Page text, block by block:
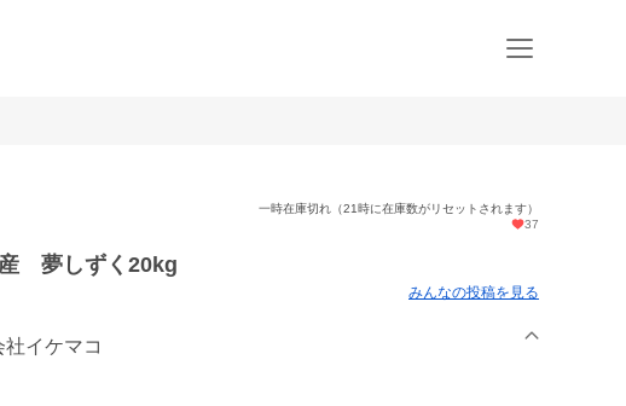
一時在庫切れ（21時に在庫数がリセットされます）
37
産 夢しずく20kg
みんなの投稿を見る
イケマコ